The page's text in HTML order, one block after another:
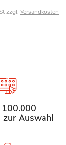
zzgl. Versandkosten
100.000
zur Auswahl